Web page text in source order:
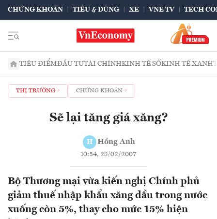
CHỨNG KHOÁN TIÊU & DÙNG XE VNE TV TECH
TIÊU ĐIỂMĐẦU TƯTÀI CHÍNHKINH TẾ SỐKINH TẾ XANH
THỊ TRƯỜNG CHỨNG KHOÁN
Sẽ lại tăng giá xăng?
H Hồng Anh
10:54, 28/02/2007
Bộ Thương mại vừa kiến nghị Chính phủ
giảm thuế nhập khẩu xăng dầu trong nước
xuống còn 5%, thay cho mức 15% hiện